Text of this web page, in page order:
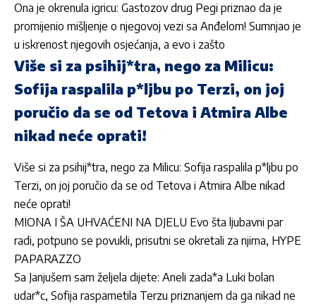
Ona je okrenula igricu: Gastozov drug Pegi priznao da je
promijenio mišljenje o njegovoj vezi sa Anđelom! Sumnjao je
u iskrenost njegovih osjećanja, a evo i zašto
Više si za psihij*tra, nego za Milicu:
Sofija raspalila p*ljbu po Terzi, on joj
poručio da se od Tetova i Atmira Albe
nikad neće oprati!
Više si za psihij*tra, nego za Milicu: Sofija raspalila p*ljbu po
Terzi, on joj poručio da se od Tetova i Atmira Albe nikad
neće oprati!
MIONA I ŠA UHVAĆENI NA DJELU Evo šta ljubavni par
radi, potpuno se povukli, prisutni se okretali za njima, HYPE
PAPARAZZO
Sa Janjušem sam željela dijete: Aneli zada*a Luki bolan
udar*c, Sofija raspametila Terzu priznanjem da ga nikad ne